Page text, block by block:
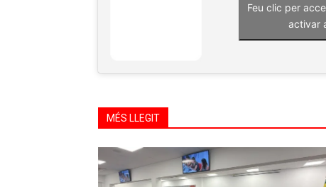
Feu clic per
activar
MÉS LLEGIT